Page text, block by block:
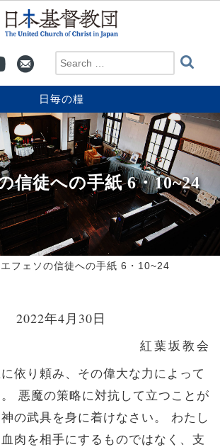
日毎の糧
信徒への手紙 6・10~24
エフェソの信徒への手紙 6・10~24
2022年4月30日
紅葉坂教会
依り頼み、その偉大な力によって
悪魔の策略に対抗して立つことが
の武具を身に着けなさい。
わたし
肉を相手にするものではなく、支